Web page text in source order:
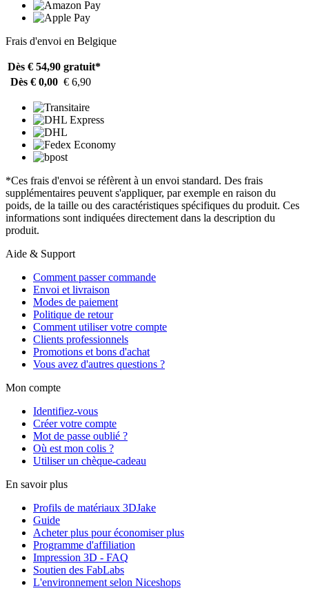
Frais d'envoi en Belgique
Dès € 54,90 gratuit*
Dès € 0,00 € 6,90
*Ces frais d'envoi se réfèrent à un envoi standard. Des frais
supplémentaires peuvent s'appliquer, par exemple en raison du
poids, de la taille ou des caractéristiques spécifiques du produit. Ces
informations sont indiquées directement dans la description du
produit.
Aide & Support
Comment passer commande
Envoi et livraison
Modes de paiement
Politique de retour
Comment utiliser votre compte
Clients professionnels
Promotions et bons d'achat
Vous avez d'autres questions ?
Mon compte
Identifiez-vous
Créer votre compte
Mot de passe oublié ?
Où est mon colis ?
Utiliser un chèque-cadeau
En savoir plus
Profils de matériaux 3DJake
Guide
Acheter plus pour économiser plus
Programme d'affiliation
Impression 3D - FAQ
Soutien des FabLabs
L'environnement selon Niceshops